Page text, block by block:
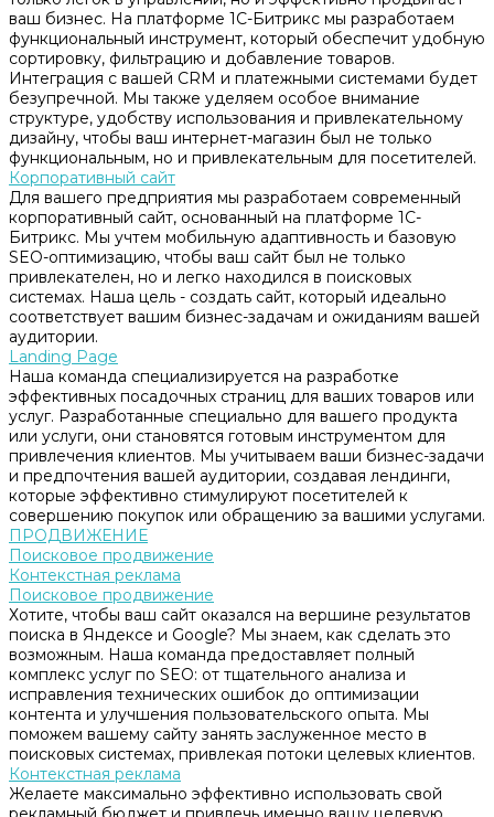
ваш бизнес. На платформе 1С-Битрикс мы разработаем
функциональный инструмент, который обеспечит удобную
сортировку, фильтрацию и добавление товаров.
Интеграция с вашей CRM и платежными системами будет
безупречной. Мы также уделяем особое внимание
структуре, удобству использования и привлекательному
дизайну, чтобы ваш интернет-магазин был не только
функциональным, но и привлекательным для посетителей.
Корпоративный сайт
Для вашего предприятия мы разработаем современный
корпоративный сайт, основанный на платформе 1С-
Битрикс. Мы учтем мобильную адаптивность и базовую
SEO-оптимизацию, чтобы ваш сайт был не только
привлекателен, но и легко находился в поисковых
системах. Наша цель - создать сайт, который идеально
соответствует вашим бизнес-задачам и ожиданиям вашей
аудитории.
Landing Page
Наша команда специализируется на разработке
эффективных посадочных страниц для ваших товаров или
услуг. Разработанные специально для вашего продукта
или услуги, они становятся готовым инструментом для
привлечения клиентов. Мы учитываем ваши бизнес-задачи
и предпочтения вашей аудитории, создавая лендинги,
которые эффективно стимулируют посетителей к
совершению покупок или обращению за вашими услугами.
ПРОДВИЖЕНИЕ
Поисковое продвижение
Контекстная реклама
Поисковое продвижение
Хотите, чтобы ваш сайт оказался на вершине результатов
поиска в Яндексе и Google? Мы знаем, как сделать это
возможным. Наша команда предоставляет полный
комплекс услуг по SEO: от тщательного анализа и
исправления технических ошибок до оптимизации
контента и улучшения пользовательского опыта. Мы
поможем вашему сайту занять заслуженное место в
поисковых системах, привлекая потоки целевых клиентов.
Контекстная реклама
Желаете максимально эффективно использовать свой